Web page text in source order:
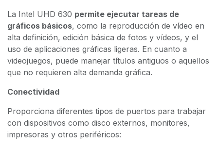
La Intel UHD 630 permite ejecutar tareas de
gráficos básicos, como la reproducción de vídeo en
alta definición, edición básica de fotos y vídeos, y el
uso de aplicaciones gráficas ligeras. En cuanto a
videojuegos, puede manejar títulos antiguos o aquellos
que no requieren alta demanda gráfica.
Conectividad
Proporciona diferentes tipos de puertos para trabajar
con dispositivos como disco externos, monitores,
impresoras y otros periféricos: